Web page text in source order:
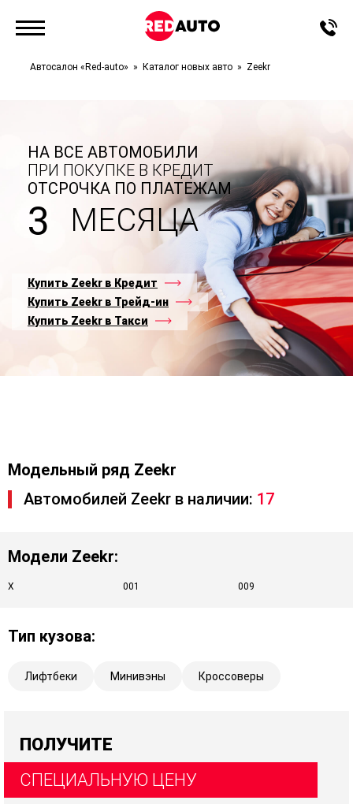
Автосалон «Red-auto» Каталог новых авто Zeekr
НА ВСЕ АВТОМОБИЛИ
ПРИ ПОКУПКЕ В КРЕДИТ
ОТСРОЧКА ПО ПЛАТЕЖАМ
3 МЕСЯЦА
Купить Zeekr в Кредит
Купить Zeekr в Трейд-ин
Купить Zeekr в Такси
Модельный ряд Zeekr
Автомобилей Zeekr в наличии: 17
Модели Zeekr:
X 001 009
Тип кузова:
Лифтбеки Минивэны Кроссоверы
ПОЛУЧИТЕ
СПЕЦИАЛЬНУЮ ЦЕНУ